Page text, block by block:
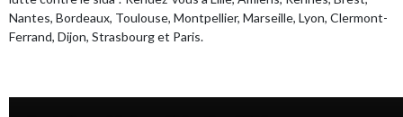
Nantes, Bordeaux, Toulouse, Montpellier, Marseille, Lyon, Clermont-
Ferrand, Dijon, Strasbourg et Paris.